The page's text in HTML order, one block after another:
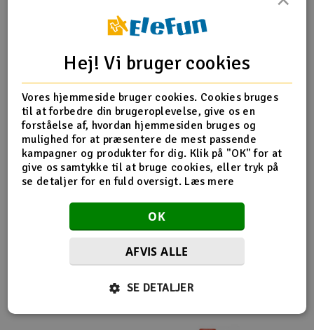
Radio udstyr
Raketter
Scooter & elkøretøj
Slot racing
Smarthjem, leg og hobby
Solenergi
Produktinfo Tip din ven Anmeldelser
Produkt information
Hitec HS-5965/965MG Metal Girsett
PN55313
Flere så også med
Hej! Vi bruger cookies
Vores hjemmeside bruger cookies. Cookies bruges
til at forbedre din brugeroplevelse, give os en
forståelse af, hvordan hjemmesiden bruges og
mulighed for at præsentere de mest passende
kampagner og produkter for dig. Klik på "OK" for at
give os samtykke til at bruge cookies, eller tryk på
se detaljer for en fuld oversigt. Læs mere
OK
AFVIS ALLE
SE DETALJER